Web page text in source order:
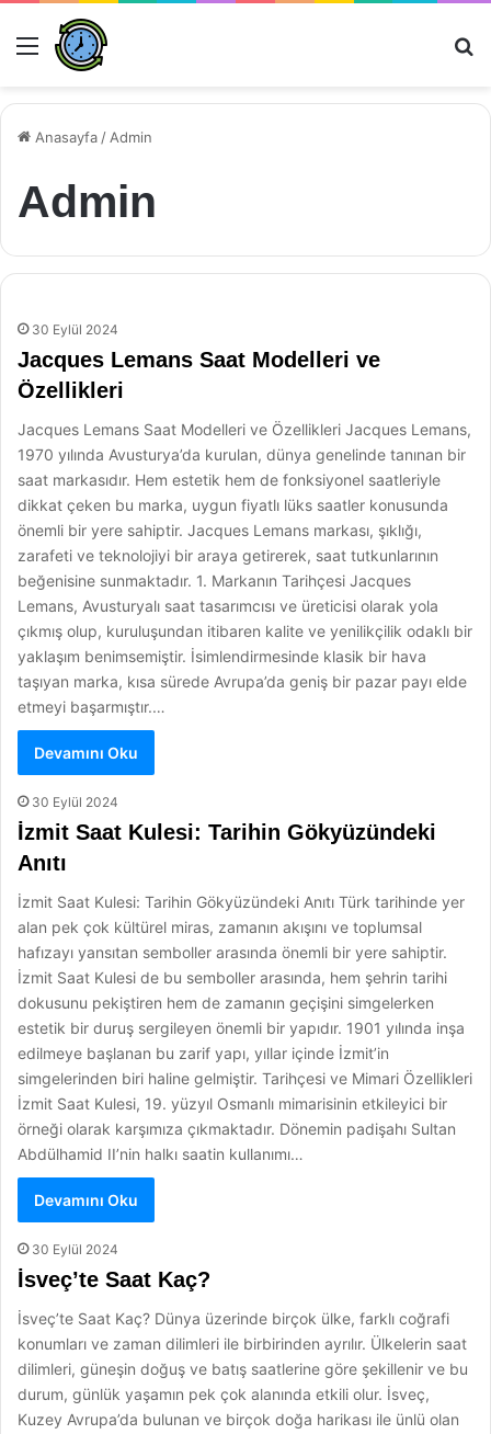
Menü
Anasayfa / Admin
Admin
30 Eylül 2024
Jacques Lemans Saat Modelleri ve
Özellikleri
Jacques Lemans Saat Modelleri ve Özellikleri Jacques Lemans,
1970 yılında Avusturya’da kurulan, dünya genelinde tanınan bir
saat markasıdır. Hem estetik hem de fonksiyonel saatleriyle
dikkat çeken bu marka, uygun fiyatlı lüks saatler konusunda
önemli bir yere sahiptir. Jacques Lemans markası, şıklığı,
zarafeti ve teknolojiyi bir araya getirerek, saat tutkunlarının
beğenisine sunmaktadır. 1. Markanın Tarihçesi Jacques
Lemans, Avusturyalı saat tasarımcısı ve üreticisi olarak yola
çıkmış olup, kuruluşundan itibaren kalite ve yenilikçilik odaklı bir
yaklaşım benimsemiştir. İsimlendirmesinde klasik bir hava
taşıyan marka, kısa sürede Avrupa’da geniş bir pazar payı elde
etmeyi başarmıştır.…
Devamını Oku
30 Eylül 2024
İzmit Saat Kulesi: Tarihin Gökyüzündeki
Anıtı
İzmit Saat Kulesi: Tarihin Gökyüzündeki Anıtı Türk tarihinde yer
alan pek çok kültürel miras, zamanın akışını ve toplumsal
hafızayı yansıtan semboller arasında önemli bir yere sahiptir.
İzmit Saat Kulesi de bu semboller arasında, hem şehrin tarihi
dokusunu pekiştiren hem de zamanın geçişini simgelerken
estetik bir duruş sergileyen önemli bir yapıdır. 1901 yılında inşa
edilmeye başlanan bu zarif yapı, yıllar içinde İzmit’in
simgelerinden biri haline gelmiştir. Tarihçesi ve Mimari Özellikleri
İzmit Saat Kulesi, 19. yüzyıl Osmanlı mimarisinin etkileyici bir
örneği olarak karşımıza çıkmaktadır. Dönemin padişahı Sultan
Abdülhamid II’nin halkı saatin kullanımı…
Devamını Oku
30 Eylül 2024
İsveç’te Saat Kaç?
İsveç’te Saat Kaç? Dünya üzerinde birçok ülke, farklı coğrafi
konumları ve zaman dilimleri ile birbirinden ayrılır. Ülkelerin saat
dilimleri, güneşin doğuş ve batış saatlerine göre şekillenir ve bu
durum, günlük yaşamın pek çok alanında etkili olur. İsveç,
Kuzey Avrupa’da bulunan ve birçok doğa harikası ile ünlü olan